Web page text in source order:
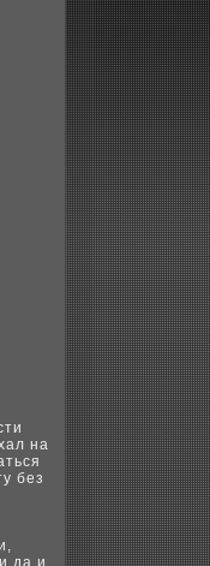
на
без
да и